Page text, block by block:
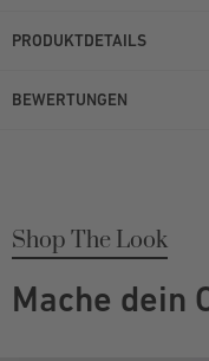
PRODUKTDETAILS
BEWERTUNGEN
Shop The Look
Mache dein